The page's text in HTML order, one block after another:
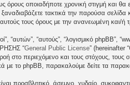
όρους οποιαδήποτε χρονική στιγμή και
τακτικά την παρούσα σελίδα
τους όρους με την ανανεωμένη και/
“αυτών”, “αυτούς”, “λογισμικό phpBB”,
“General Public License” (hereinafter
στο περιεχόμενο και τους στόχους, τους
με το phpBB, παρακαλούμε δείτε τα
προσβλητικό, άσεμνο, χυδαίο,